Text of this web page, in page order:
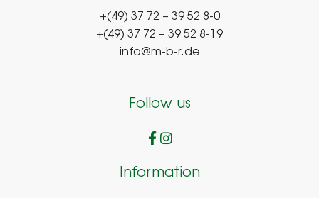
+(49) 37 72 – 39 52 8-0
+(49) 37 72 – 39 52 8-19
info@m-b-r.de
Follow us
Information